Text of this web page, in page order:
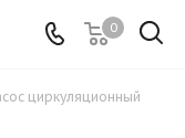
0
циркуляционный